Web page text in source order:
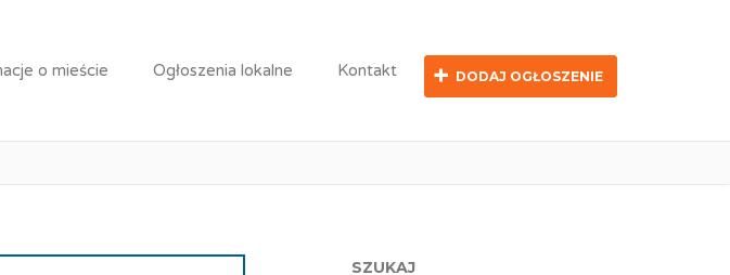
o mieście Ogłoszenia lokalne Kontakt DODAJ OGŁOSZENIE
w markecie budowlanym
SZUKAJ